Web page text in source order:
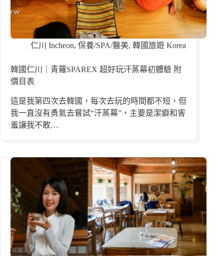
仁川 Incheon, 保養/SPA/醫美, 韓國旅遊 Korea
韓國仁川｜青蘿SPAREX 超好玩汗蒸幕初體驗 附
價目表
這是我第四次去韓國，每次去玩的時間都不短，但
我一直沒有勇氣去嘗試“汗蒸幕”，主要是潔癖和害
羞讓我不敢…